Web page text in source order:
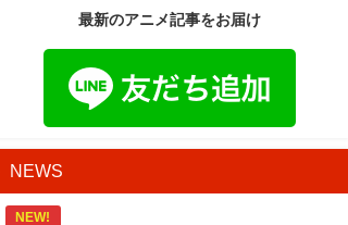
最新のアニメ記事をお届け
NEWS
NEW!